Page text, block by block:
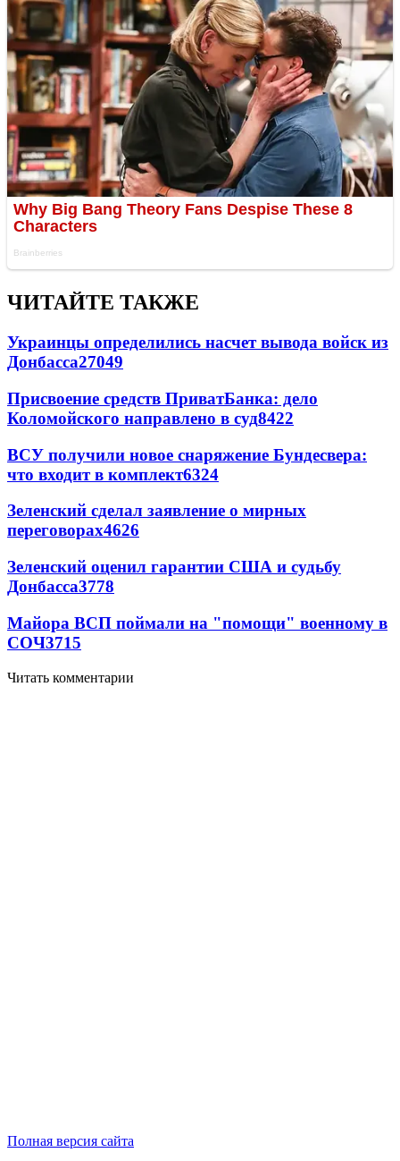
ЧИТАЙТЕ ТАКЖЕ
Украинцы определились насчет вывода войск из
Донбасса27049
Присвоение средств ПриватБанка: дело
Коломойского направлено в суд8422
ВСУ получили новое снаряжение Бундесвера:
что входит в комплект6324
Зеленский сделал заявление о мирных
переговорах4626
Зеленский оценил гарантии США и судьбу
Донбасса3778
Майора ВСП поймали на "помощи" военному в
СОЧ3715
Читать комментарии
Полная версия сайта